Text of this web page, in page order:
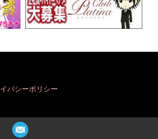
バシーポリシー